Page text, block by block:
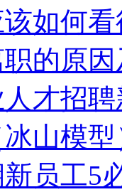
如何
的原
才招
山模型
员工5